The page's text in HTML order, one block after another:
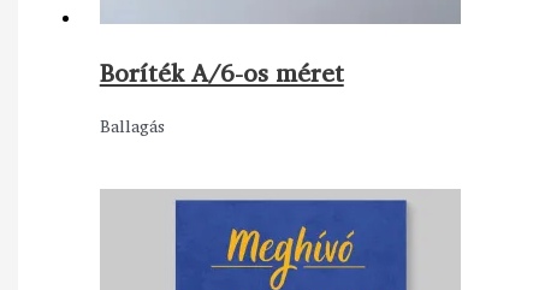
Boríték A/6-os méret
Ballagás